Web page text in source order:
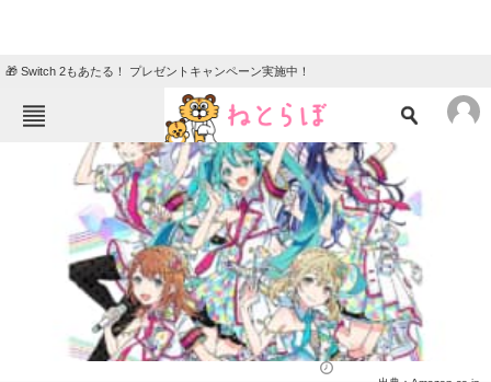
🎁 Switch 2もあたる！ プレゼントキャンペーン実施中！
ねとらぼメニュー
ニュース
クイズ
地域
教育・育児
リサーチ